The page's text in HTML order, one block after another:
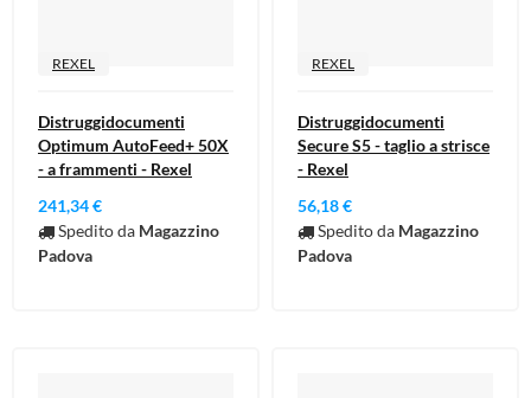
REXEL
Distruggidocumenti
Optimum AutoFeed+ 50X
- a frammenti - Rexel
241,34 €
Spedito da Magazzino
Padova
REXEL
Distruggidocumenti
Secure S5 - taglio a strisce
- Rexel
56,18 €
Spedito da Magazzino
Padova